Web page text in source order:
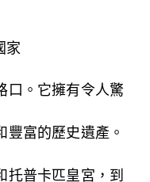
家
口。它擁有令人驚
豐富的歷史遺產。
托普卡匹皇宮，到